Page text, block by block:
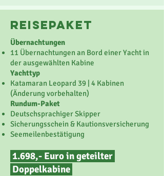
reisepaket
Übernachtungen
11 Übernachtungen an Bord einer Yacht in
der ausgewählten Kabine
Yachttyp
Katamaran Leopard 39 | 4 Kabinen
(Änderung vorbehalten)
Rundum-Paket
Deutschsprachiger Skipper
Sicherungsschein & Kautionsversicherung
Seemeilenbestätigung
1.698,- Euro in geteilter
Doppelkabine